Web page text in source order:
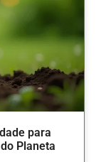
para
Planeta